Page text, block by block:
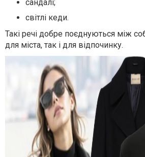
сандалі;
світлі кеди.
Такі речі добре поєднуються між
для міста, так і для відпочинку.